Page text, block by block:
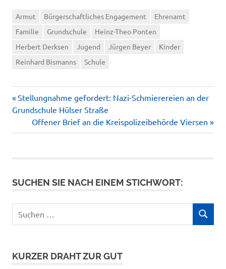
Armut Bürgerschaftliches Engagement
Ehrenamt
Familie
Grundschule
Heinz-Theo Ponten
Herbert Derksen
Jugend Jürgen Beyer
Kinder
Reinhard Bismanns
Schule
Beitragsnavigation
Vorheriger
Beitrag:
Stellungnahme gefordert: Nazi-Schmierereien an der
Grundschule Hülser Straße
Nächster
Beitrag:
Offener Brief an die Kreispolizeibehörde Viersen
SUCHEN SIE NACH EINEM STICHWORT:
Suchen
SUCHEN
KURZER DRAHT ZUR GUT